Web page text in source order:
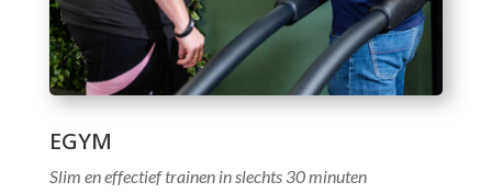
EGYM
Slim en effectief trainen in slechts 30 minuten